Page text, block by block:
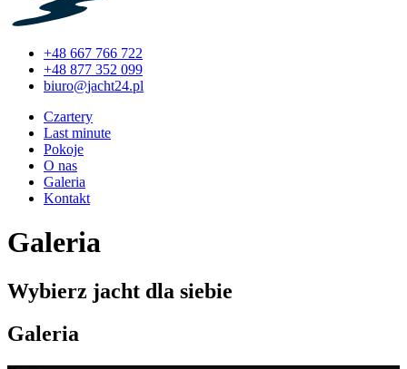
+48 667 766 722
+48 877 352 099
Czartery
Last minute
Pokoje
O nas
Galeria
Kontakt
Galeria
Wybierz jacht dla siebie
Galeria